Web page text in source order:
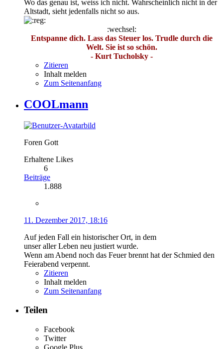
Wo das genau ist, weiss ich nicht. Wahrscheinlich nicht in der
Altstadt, sieht jedenfalls nicht so aus.
:wechsel:
Entspanne dich. Lass das Steuer los. Trudle durch die
Welt. Sie ist so schön.
- Kurt Tucholsky -
Zitieren
Inhalt melden
Zum Seitenanfang
COOLmann
Foren Gott
Erhaltene Likes
6
Beiträge
1.888
11. Dezember 2017, 18:16
Auf jeden Fall ein historischer Ort, in dem
unser aller Leben neu justiert wurde.
Wenn am Abend noch das Feuer brennt hat der Schmied den
Feierabend verpennt.
Zitieren
Inhalt melden
Zum Seitenanfang
Teilen
Facebook
Twitter
Google Plus